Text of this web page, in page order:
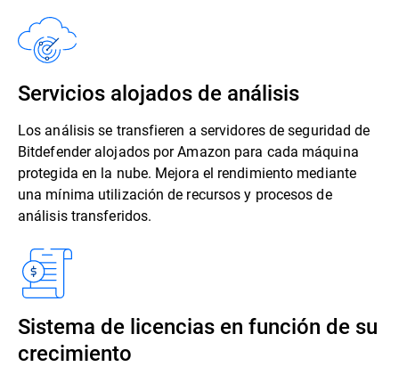
Servicios alojados de análisis
Los análisis se transfieren a servidores de seguridad de
Bitdefender alojados por Amazon para cada máquina
protegida en la nube. Mejora el rendimiento mediante
una mínima utilización de recursos y procesos de
análisis transferidos.
Sistema de licencias en función de su
crecimiento